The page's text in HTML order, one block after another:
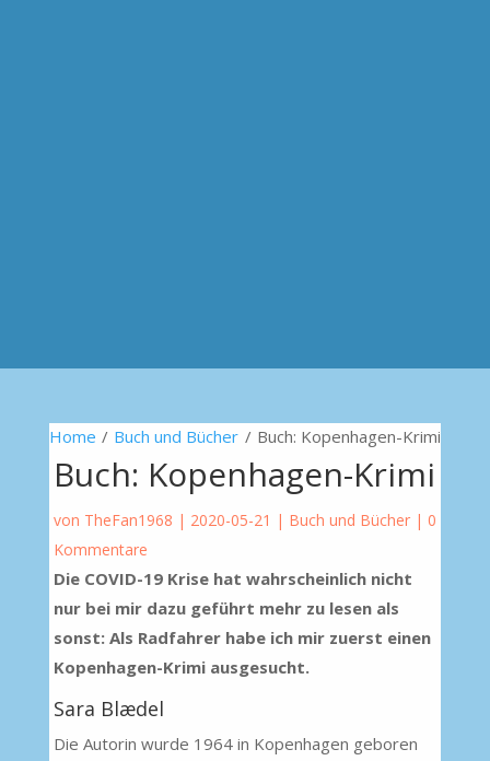
Home / Buch und Bücher / Buch: Kopenhagen-Krimi
Buch: Kopenhagen-Krimi
von TheFan1968 | 2020-05-21 | Buch und Bücher| 0
Kommentare
Die COVID-19 Krise hat wahrscheinlich nicht
nur bei mir dazu geführt mehr zu lesen als
sonst: Als Radfahrer habe ich mir zuerst einen
Kopenhagen-Krimi ausgesucht.
Sara Blædel
Die Autorin wurde 1964 in Kopenhagen geboren